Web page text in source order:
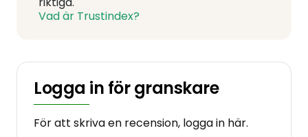
Vad är Trustindex?
Logga in för granskare
För att skriva en recension, logga in här.